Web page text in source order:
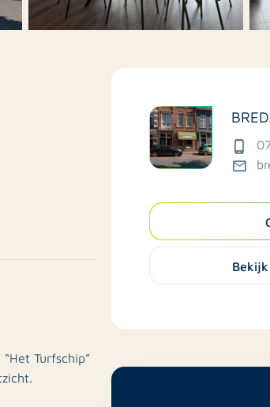
Turfschip”